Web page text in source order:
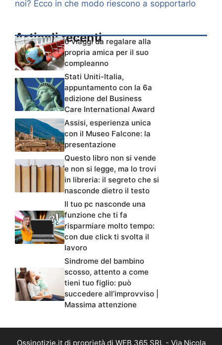
noi? Ecco in che modo riescono a sopportarlo
Articoli recenti6 viaggi da regalare alla
propria amica per il suo
compleanno
Stati Uniti-Italia,
appuntamento con la 6a
edizione del Business
Care International Award
Assisi, esperienza unica
con il Museo Falcone: la
presentazione
Questo libro non si vende
e non si legge, ma lo trovi
in libreria: il segreto che si
nasconde dietro il testo
Il tuo pc nasconde una
funzione che ti fa
risparmiare molto tempo:
con due click ti svolta il
lavoro
Sindrome del bambino
scosso, attento a come
tieni tuo figlio: può
succedere all’improvviso |
Massima attenzione
Ossinotizie.it di proprietà di WEB 365 SRL - Via Nicola